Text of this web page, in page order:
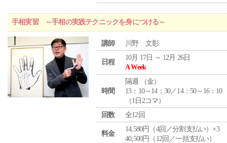
手相実習 ～手相の実践テクニックを身につける～
講師 川野 文彰
日程
10月 17日 ～ 12月 26日
A Week
時間
隔週 （金）
13：10～14：30／14：50～16：10
（1日2コマ）
回数
全12回
料金
14,580円（4回／分割支払い）×3
40,500円（12回／一括支払い）